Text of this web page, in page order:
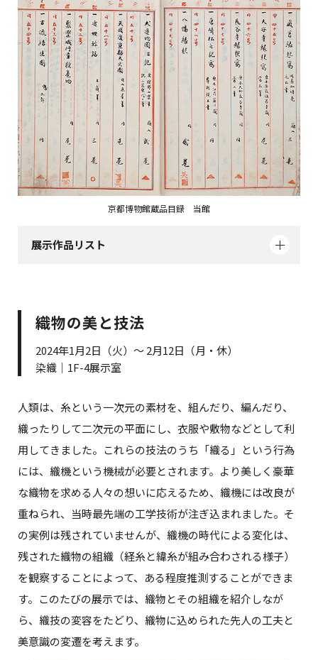
京都博物館蔵品目録 当館
展示作品リスト
織物の美と技法
2024年1月2日（火）～ 2月12日（月・休）
染織｜1F-4展示室
人類は、糸という一次元の素材を、組んだり、編んだり、
織ったりして二次元の平面にし、衣服や敷物などとして利
用してきました。これらの技法のうち「織る」という行為
には、織機という機械が必要とされます。より美しく豪華
な織物を求める人々の想いに応えるため、織機には改良が
重ねられ、当時最先端の工学技術が注ぎ込まれました。そ
の実例は残されていませんが、織機の時代による変化は、
残された織物の組織（経糸と緯糸が組み合わされる様子）
を観察することによって、ある程度推測することができま
す。このたびの展示では、織物とその組織を紹介しなが
ら、織技の変容をたどり、織物に込められた先人の工夫と
美意識の変遷を考えます。